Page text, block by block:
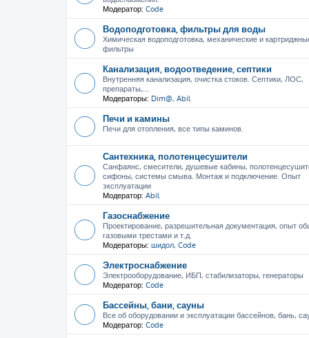
Модератор: Code
Водоподготовка, фильтры для воды
Химическая водоподготовка, механические и
фильтры
Канализация, водоотведение, септики
Внутренняя канализация, очистка стоков. Септики, ЛОС,
препараты,...
Модераторы: Dim@, Abil
Печи и камины
Печи для отопления, все типы каминов.
Сантехника, полотенцесушители
Санфаянс, смесители, душевые кабины,
сифоны, системы смыва. Монтаж и подключение. Опыт
эксплуатации
Модератор: Abil
Газоснабжение
Проектирование, разрешительная документация, опыт
газовыми трестами и т.д.
Модераторы: шидол, Code
Электроснабжение
Электрооборудование, ИБП, стабилизаторы, генераторы
Модератор: Code
Бассейны, бани, сауны
Все об оборудовании и эксплуатации бассейнов, бань,
Модератор: Code